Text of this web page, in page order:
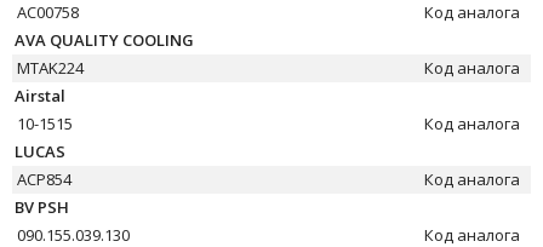
AC00758
Код аналога
AVA QUALITY COOLING
MTAK224
Код аналога
Airstal
10-1515
Код аналога
LUCAS
ACP854
Код аналога
BV PSH
090.155.039.130
Код аналога